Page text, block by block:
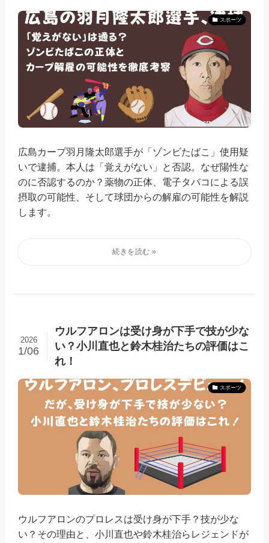
スポーツ
広島カープ羽月隆太郎選手が「ゾンビたばこ」使用疑
いで逮捕。本人は「覚えがない」と否認。なぜ陽性な
のに否認するのか？薬物の正体、電子タバコによる誤
摂取の可能性、そして球団からの解雇の可能性を解説
します。
ウルフアロンは受け身が下手で技が少な
い？小川直也と鈴木桂治たちの評価はこ
れ！
2026
1/06
スポーツ
ウルフアロンのプロレスは受け身が下手？技が少な
い？その理由と、小川直也や鈴木桂治らレジェンドが